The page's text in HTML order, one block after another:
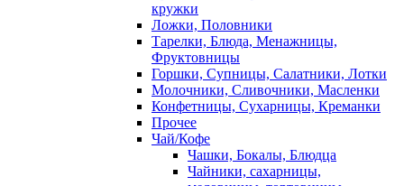
кружки
Ложки, Половники
Тарелки, Блюда, Менажницы,
Фруктовницы
Горшки, Супницы, Салатники, Лотки
Молочники, Сливочники, Масленки
Конфетницы, Сухарницы, Креманки
Прочее
Чай/Кофе
Чашки, Бокалы, Блюдца
Чайники, сахарницы,